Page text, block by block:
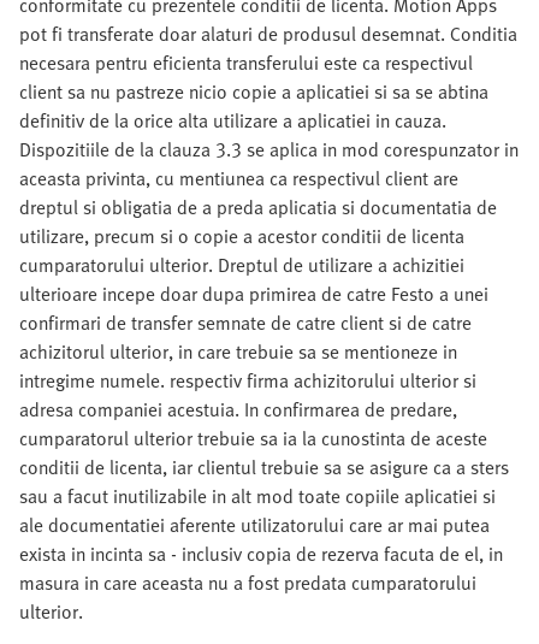
pot fi transferate doar alaturi de produsul desemnat. Conditia
necesara pentru eficienta transferului este ca respectivul
client sa nu pastreze nicio copie a aplicatiei si sa se abtina
definitiv de la orice alta utilizare a aplicatiei in cauza.
Dispozitiile de la clauza 3.3 se aplica in mod corespunzator in
aceasta privinta, cu mentiunea ca respectivul client are
dreptul si obligatia de a preda aplicatia si documentatia de
utilizare, precum si o copie a acestor conditii de licenta
cumparatorului ulterior. Dreptul de utilizare a achizitiei
ulterioare incepe doar dupa primirea de catre Festo a unei
confirmari de transfer semnate de catre client si de catre
achizitorul ulterior, in care trebuie sa se mentioneze in
intregime numele. respectiv firma achizitorului ulterior si
adresa companiei acestuia. In confirmarea de predare,
cumparatorul ulterior trebuie sa ia la cunostinta de aceste
conditii de licenta, iar clientul trebuie sa se asigure ca a sters
sau a facut inutilizabile in alt mod toate copiile aplicatiei si
ale documentatiei aferente utilizatorului care ar mai putea
exista in incinta sa - inclusiv copia de rezerva facuta de el, in
masura in care aceasta nu a fost predata cumparatorului
ulterior.